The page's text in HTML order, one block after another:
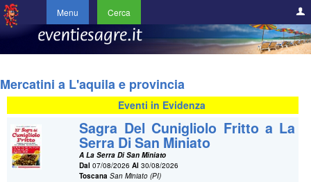
Menu Cerca
Mercatini a L'aquila e provincia
Eventi in Evidenza
Sagra Del Cunigliolo Fritto a La
Serra Di San Miniato
A La Serra Di San Miniato
Dal 07/08/2026Al 30/08/2026
Toscana San Miniato (PI)